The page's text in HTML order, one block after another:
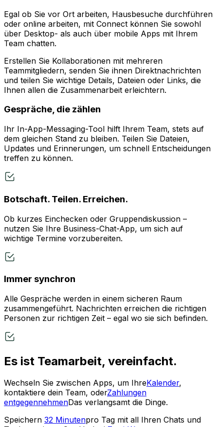
Egal ob Sie vor Ort arbeiten, Hausbesuche durchführen
oder online arbeiten, mit Connect können Sie sowohl
über Desktop- als auch über mobile Apps mit Ihrem
Team chatten.
Erstellen Sie Kollaborationen mit mehreren
Teammitgliedern, senden Sie ihnen Direktnachrichten
und teilen Sie wichtige Details, Dateien oder Links, die
Ihnen allen die Zusammenarbeit erleichtern.
Gespräche, die zählen
Ihr In-App-Messaging-Tool hilft Ihrem Team, stets auf
dem gleichen Stand zu bleiben. Teilen Sie Dateien,
Updates und Erinnerungen, um schnell Entscheidungen
treffen zu können.
Botschaft. Teilen. Erreichen.
Ob kurzes Einchecken oder Gruppendiskussion –
nutzen Sie Ihre Business-Chat-App, um sich auf
wichtige Termine vorzubereiten.
Immer synchron
Alle Gespräche werden in einem sicheren Raum
zusammengeführt. Nachrichten erreichen die richtigen
Personen zur richtigen Zeit – egal wo sie sich befinden.
Es ist Teamarbeit, vereinfacht.
Wechseln Sie zwischen Apps, um IhreKalender,
kontaktiere dein Team, oderZahlungen
entgegennehmenDas verlangsamt die Dinge.
Speichern 32 Minutenpro Tag mit all Ihren Chats und